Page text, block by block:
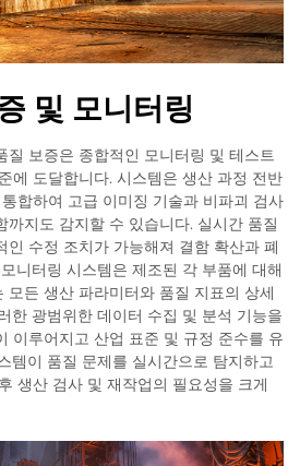
및 모니터링
질 보증은 종합적인 모니터링 및 테스트
에 도달합니다. 시스템은 생산 과정 전반
합하여 고급 이미징 기술과 비파괴 검사
까지도 감지할 수 있습니다. 실시간 품질
인 수정 조치가 가능해져 결함 확산과 폐
니터링 시스템은 제조된 각 부품에 대해
모든 생산 파라미터와 품질 지표의 상세
한 광범위한 데이터 수집 및 분석 기능을
이루어지고 산업 표준 및 규정 준수를 유
템이 품질 문제를 실시간으로 탐지하고
생산 검사 및 재작업의 필요성을 크게